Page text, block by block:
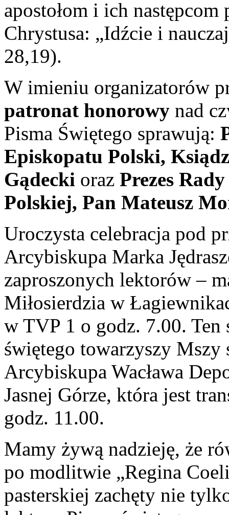
apostołom i ich następcom
Chrystusa: „Idźcie i
28,19).
W imieniu organizatorów
patronat honorowy nad
Pisma Świętego sprawują:
Episkopatu Polski,
Gądecki oraz Prezes
Polskiej, Pan Mateusz
Uroczysta celebracja pod
Arcybiskupa Marka
zaproszonych lektorów –
Miłosierdzia w
w TVP 1 o godz. 7.00. Ten
świętego towarzyszy Mszy
Arcybiskupa Wacława
Jasnej Górze, która jest
godz. 11.00.
Mamy żywą nadzieję, że
po modlitwie „Regina
pasterskiej zachęty nie